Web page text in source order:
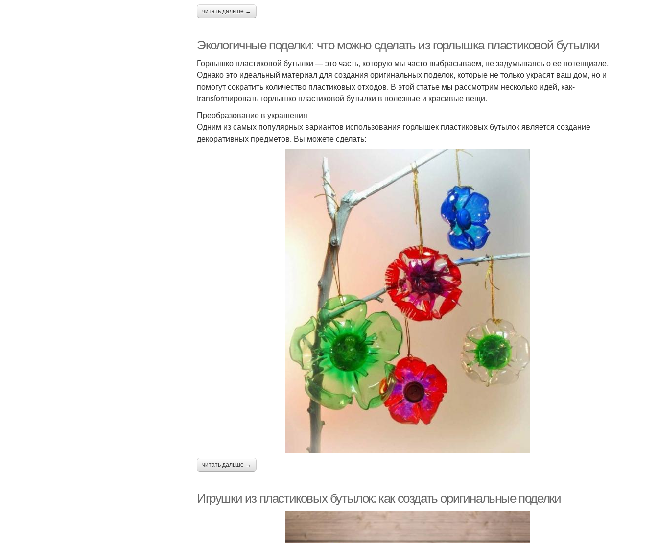
читать дальше →
Экологичные поделки: что можно сделать из горлышка пластиковой бутылки
Горлышко пластиковой бутылки — это часть, которую мы часто выбрасываем, не задумываясь о ее потенциале.
Однако это идеальный материал для создания оригинальных поделок, которые не только украсят ваш дом, но и
помогут сократить количество пластиковых отходов. В этой статье мы рассмотрим несколько идей, как-
transformировать горлышко пластиковой бутылки в полезные и красивые вещи.
Преобразование в украшения
Одним из самых популярных вариантов использования горлышек пластиковых бутылок является создание
декоративных предметов. Вы можете сделать:
читать дальше →
Игрушки из пластиковых бутылок: как создать оригинальные поделки